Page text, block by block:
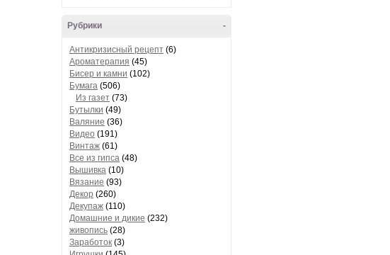
-
Рубрики
Антикризисный рецепт (6)
Ароматерапия (45)
Бисер и камни (102)
Бумага (506)
Из газет (73)
Бутылки (49)
Валяние (36)
Видео (191)
Винтаж (61)
Все из гипса (48)
Вышивка (10)
Вязание (93)
Декор (260)
Декупаж (110)
Домашние и дикие (232)
живопись (28)
Заработок (3)